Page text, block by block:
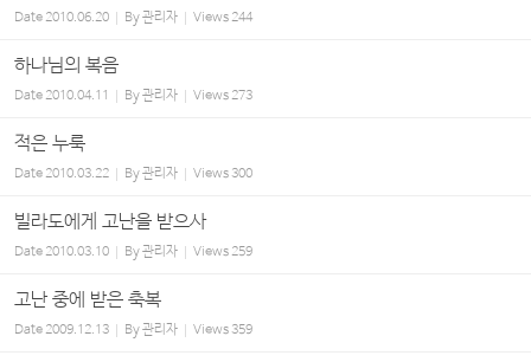
Date2010.06.20 By관리자 Views244
하나님의 복음
Date2010.04.11 By관리자 Views273
적은 누룩
Date2010.03.22 By관리자 Views300
빌라도에게 고난을 받으사
Date2010.03.10 By관리자 Views259
고난 중에 받은 축복
Date2009.12.13 By관리자 Views359